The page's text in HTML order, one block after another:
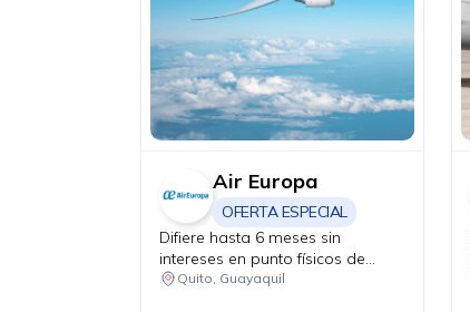
Air Europa
OFERTA ESPECIAL
Difiere hasta 6 meses sin
intereses en punto físicos de
venta.
Quito, Guayaquil